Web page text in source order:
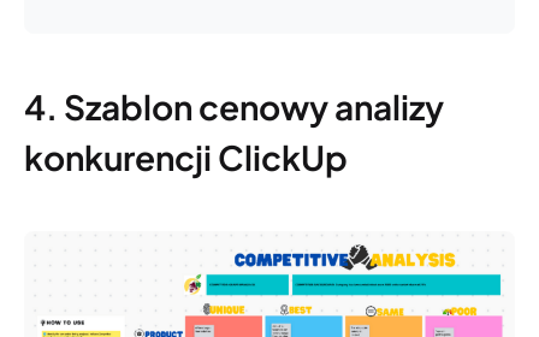
4. Szablon cenowy analizy
konkurencji ClickUp